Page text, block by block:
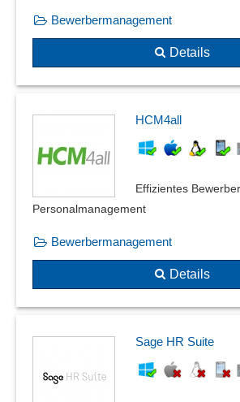
Bewerbermanagement
Details
HCM4all
Effizientes
Personalmanagement
Bewerbermanagement
Details
Sage HR Suite